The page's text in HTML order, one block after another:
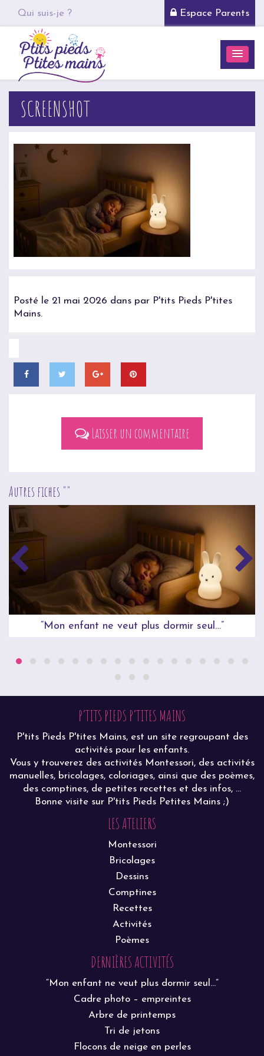
Qui suis-je ? Espace Parents
SCREENSHOT
Posté le 21 mai 2026 dans par P'tits Pieds P'tites
Mains.
Laisser un commentaire
Autres fiches ""
“Mon enfant ne veut plus dormir seul…”
P’TITS PIEDS P’TITES MAINS
P'tits Pieds P'tites Mains, est un site regroupant des
activités pour les enfants.
Vous y trouverez des activités Montessori, des activités
manuelles, bricolages, coloriages, ainsi que des poèmes,
des comptines, de petites recettes et des infos, ...
Bonne visite sur P'tits Pieds Petites Mains ;)
LES ATELIERS
Montessori
Bricolages
Dessins
Comptines
Recettes
Activités
Poèmes
DERNIÈRES ACTIVITÉS
“Mon enfant ne veut plus dormir seul…”
Cadre photo – empreintes
Arbre de printemps
Tri de jetons
Flocons de neige en perles